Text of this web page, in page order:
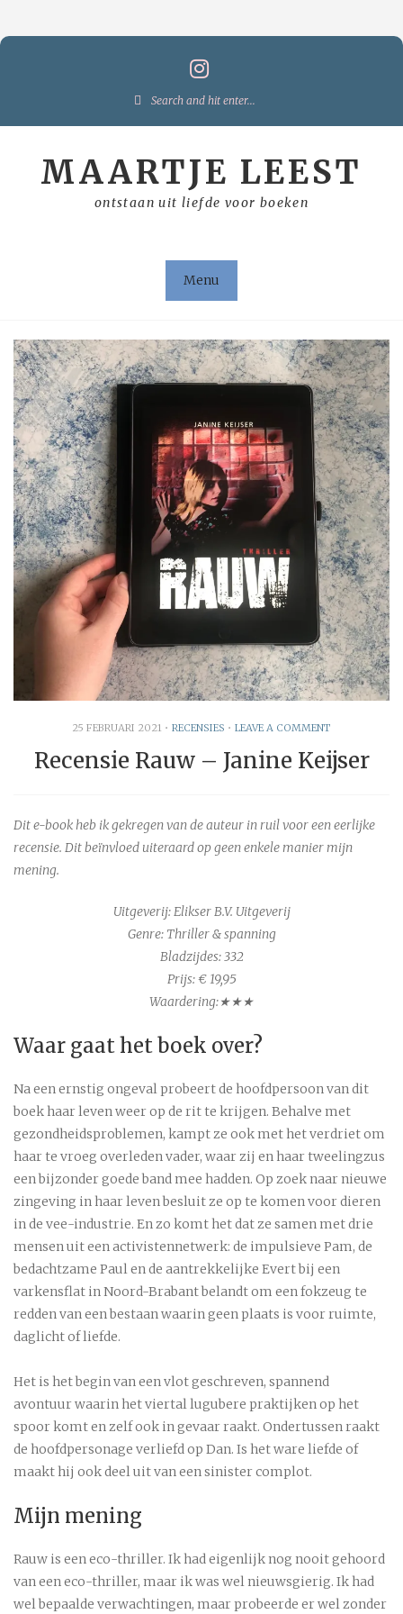
Search
MAARTJE LEEST
ontstaan uit liefde voor boeken
Menu
25 FEBRUARI 2021 • RECENSIES • LEAVE A COMMENT
Recensie Rauw – Janine Keijser
Dit e-book heb ik gekregen van de auteur in ruil voor een eerlijke
recensie. Dit beïnvloed uiteraard op geen enkele manier mijn
mening.
Uitgeverij: Elikser B.V. Uitgeverij
Genre: Thriller & spanning
Bladzijdes: 332
Prijs: € 19,95
Waardering:★★★
Waar gaat het boek over?
Na een ernstig ongeval probeert de hoofdpersoon van dit
boek haar leven weer op de rit te krijgen. Behalve met
gezondheidsproblemen, kampt ze ook met het verdriet om
haar te vroeg overleden vader, waar zij en haar tweelingzus
een bijzonder goede band mee hadden. Op zoek naar nieuwe
zingeving in haar leven besluit ze op te komen voor dieren
in de vee-industrie. En zo komt het dat ze samen met drie
mensen uit een activistennetwerk: de impulsieve Pam, de
bedachtzame Paul en de aantrekkelijke Evert bij een
varkensflat in Noord-Brabant belandt om een fokzeug te
redden van een bestaan waarin geen plaats is voor ruimte,
daglicht of liefde.
Het is het begin van een vlot geschreven, spannend
avontuur waarin het viertal lugubere praktijken op het
spoor komt en zelf ook in gevaar raakt. Ondertussen raakt
de hoofdpersonage verliefd op Dan. Is het ware liefde of
maakt hij ook deel uit van een sinister complot.
Mijn mening
Rauw is een eco-thriller. Ik had eigenlijk nog nooit gehoord
van een eco-thriller, maar ik was wel nieuwsgierig. Ik had
wel bepaalde verwachtingen, maar probeerde er wel zonder